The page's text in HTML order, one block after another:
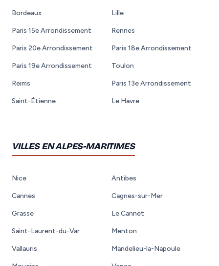
Bordeaux Lille
Paris 15e Arrondissement Rennes
Paris 20e Arrondissement Paris 18e Arrondissement
Paris 19e Arrondissement Toulon
Reims Paris 13e Arrondissement
Saint-Étienne Le Havre
VILLES EN ALPES-MARITIMES
Nice Antibes
Cannes Cagnes-sur-Mer
Grasse Le Cannet
Saint-Laurent-du-Var Menton
Vallauris Mandelieu-la-Napoule